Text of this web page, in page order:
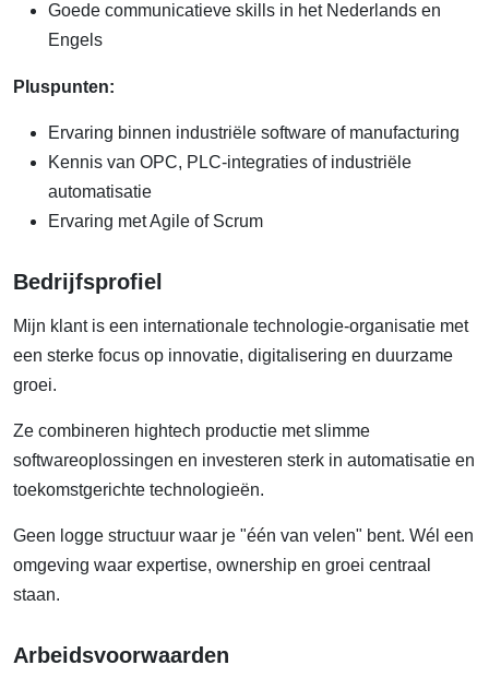
Goede communicatieve skills in het Nederlands en
Engels
Pluspunten:
Ervaring binnen industriële software of manufacturing
Kennis van OPC, PLC-integraties of industriële
automatisatie
Ervaring met Agile of Scrum
Bedrijfsprofiel
Mijn klant is een internationale technologie-organisatie met
een sterke focus op innovatie, digitalisering en duurzame
groei.
Ze combineren hightech productie met slimme
softwareoplossingen en investeren sterk in automatisatie en
toekomstgerichte technologieën.
Geen logge structuur waar je "één van velen" bent. Wél een
omgeving waar expertise, ownership en groei centraal
staan.
Arbeidsvoorwaarden